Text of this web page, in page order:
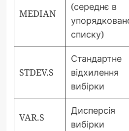
MEDIAN
(середнє в
списку)
STDEV.S
Стандартне
відхилення
вибірки
VAR.S
Дисперсія
вибірки